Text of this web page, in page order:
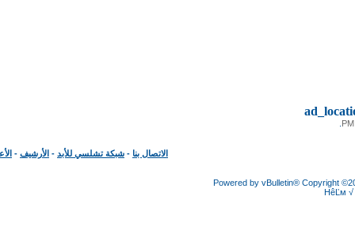
الاتصال بنا- شبكة تشلسي للأبد -الأرشيف-الأعلى
Powered by vBulletin®